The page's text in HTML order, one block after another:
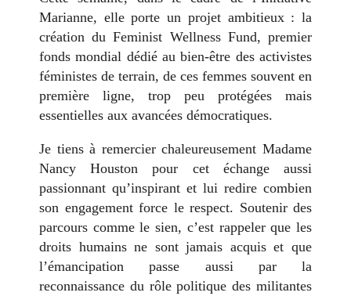
Marianne, elle porte un projet ambitieux : la
création du Feminist Wellness Fund, premier
fonds mondial dédié au bien-être des activistes
féministes de terrain, de ces femmes souvent en
première ligne, trop peu protégées mais
essentielles aux avancées démocratiques.
Je tiens à remercier chaleureusement Madame
Nancy Houston pour cet échange aussi
passionnant qu’inspirant et lui redire combien
son engagement force le respect. Soutenir des
parcours comme le sien, c’est rappeler que les
droits humains ne sont jamais acquis et que
l’émancipation passe aussi par la
reconnaissance du rôle politique des militantes